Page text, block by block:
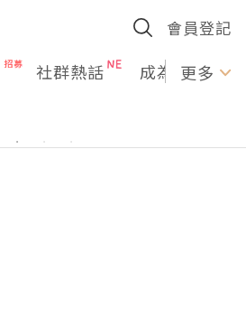
會員登記
社群熱話 成為U更多